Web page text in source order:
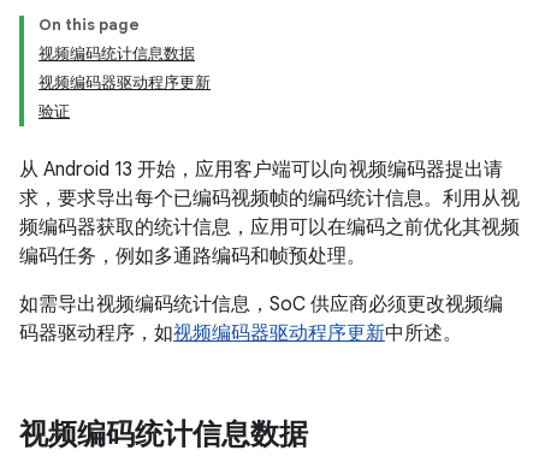
On this page
视频编码统计信息数据
视频编码器驱动程序更新
验证
从 Android 13 开始，应用客户端可以向视频编码器提出请
求，要求导出每个已编码视频帧的编码统计信息。利用从视
频编码器获取的统计信息，应用可以在编码之前优化其视频
编码任务，例如多通路编码和帧预处理。
如需导出视频编码统计信息，SoC 供应商必须更改视频编
码器驱动程序，如视频编码器驱动程序更新中所述。
视频编码统计信息数据